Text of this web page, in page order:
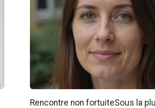
Rencontre non fortuiteSous la